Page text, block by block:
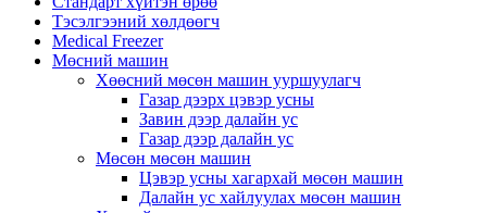
Тэсэлгээний хөлдөөгч
Medical Freezer
Мөсний машин
Хөөсний мөсөн машин ууршуулагч
Газар дээрх цэвэр усны
Завин дээр далайн ус
Газар дээр далайн ус
Мөсөн мөсөн машин
Цэвэр усны хагархай мөсөн машин
Далайн ус хайлуулах мөсөн машин